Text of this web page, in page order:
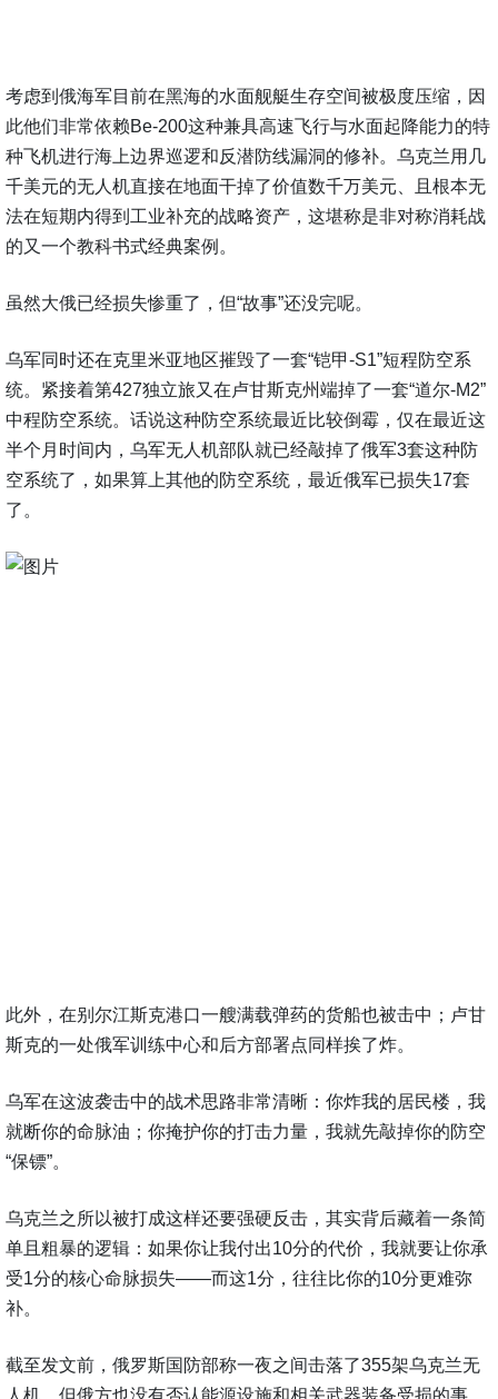
考虑到俄海军目前在黑海的水面舰艇生存空间被极度压缩，因
此他们非常依赖Be-200这种兼具高速飞行与水面起降能力的特
种飞机进行海上边界巡逻和反潜防线漏洞的修补。乌克兰用几
千美元的无人机直接在地面干掉了价值数千万美元、且根本无
法在短期内得到工业补充的战略资产，这堪称是非对称消耗战
的又一个教科书式经典案例。
虽然大俄已经损失惨重了，但“故事”还没完呢。
乌军同时还在克里米亚地区摧毁了一套“铠甲-S1”短程防空系
统。紧接着第427独立旅又在卢甘斯克州端掉了一套“道尔-M2”
中程防空系统。话说这种防空系统最近比较倒霉，仅在最近这
半个月时间内，乌军无人机部队就已经敲掉了俄军3套这种防
空系统了，如果算上其他的防空系统，最近俄军已损失17套
了。
此外，在别尔江斯克港口一艘满载弹药的货船也被击中；卢甘
斯克的一处俄军训练中心和后方部署点同样挨了炸。
乌军在这波袭击中的战术思路非常清晰：你炸我的居民楼，我
就断你的命脉油；你掩护你的打击力量，我就先敲掉你的防空
“保镖”。
乌克兰之所以被打成这样还要强硬反击，其实背后藏着一条简
单且粗暴的逻辑：如果你让我付出10分的代价，我就要让你承
受1分的核心命脉损失——而这1分，往往比你的10分更难弥
补。
截至发文前，俄罗斯国防部称一夜之间击落了355架乌克兰无